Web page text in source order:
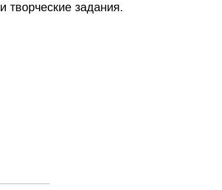
и творческие задания.